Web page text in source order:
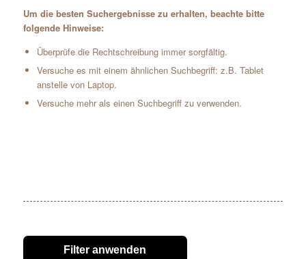
Um die besten Suchergebnisse zu erhalten, beachte bitte
folgende Hinweise:
Überprüfe die Rechtschreibung immer sorgfältig.
Versuche es mit einem ähnlichen Suchbegriff: z.B. Tablet
anstelle von Laptop.
Versuche mehr als einen Suchbegriff zu verwenden.
Filter anwenden